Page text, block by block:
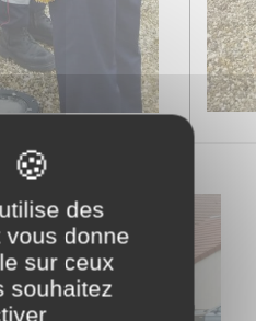
des
vous donne
sur ceux
souhaitez